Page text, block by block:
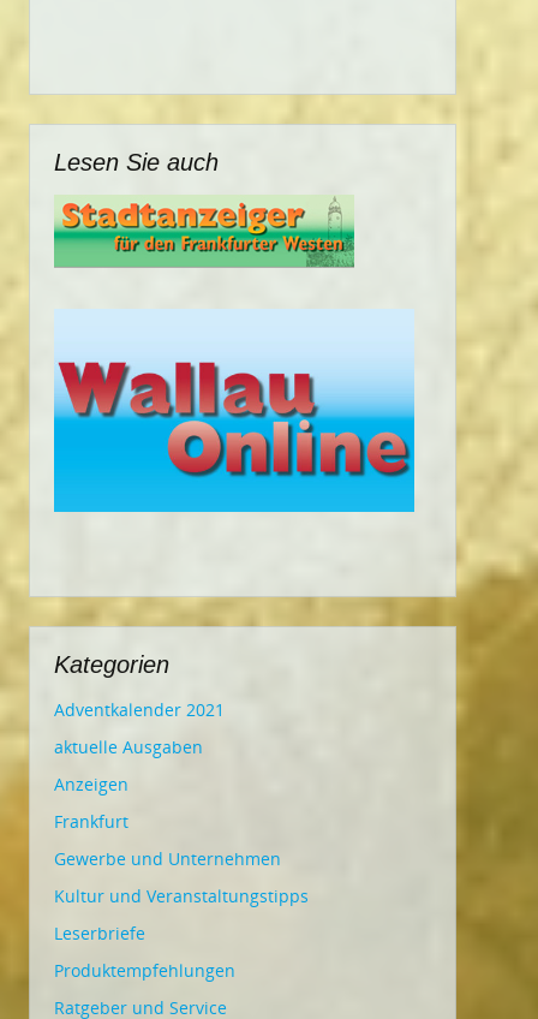
Lesen Sie auch
Kategorien
Adventkalender 2021
aktuelle Ausgaben
Anzeigen
Frankfurt
Gewerbe und Unternehmen
Kultur und Veranstaltungstipps
Leserbriefe
Produktempfehlungen
Ratgeber und Service